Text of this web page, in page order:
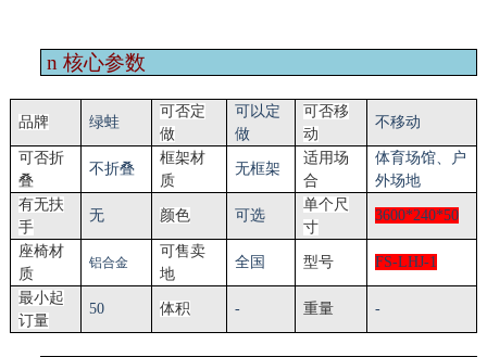
n 核心参数
品牌 绿蛙
可否定
做
可以定
做
可否移
动
不移动
可否折
叠
不折叠
框架材
质
无框架
适用场
合
体育场馆、户
外场地
有无扶
手
无 颜色 可选
单个尺
寸
3600*240*50
座椅材
质
铝合金
可售卖
地
全国 型号 FS-LHJ-1
最小起
订量
50 体积 - 重量 -